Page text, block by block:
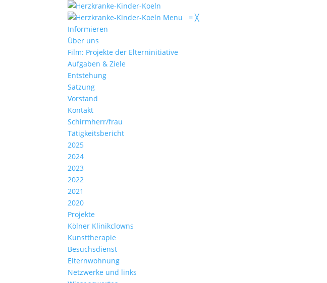
Menu≡ ╳
Informieren
Über uns
Film: Projekte der Elterninitiative
Aufgaben & Ziele
Entstehung
Satzung
Vorstand
Kontakt
Schirmherr/frau
Tätigkeitsbericht
2025
2024
2023
2022
2021
2020
Projekte
Kölner Klinikclowns
Kunsttherapie
Besuchsdienst
Elternwohnung
Netzwerke und links